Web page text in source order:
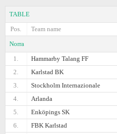
TABLE
Pos.
Team name
Norra
1.
Hammarby Talang FF
2.
Karlstad BK
3.
Stockholm Internazionale
4.
Arlanda
5.
Enköpings SK
6.
FBK Karlstad